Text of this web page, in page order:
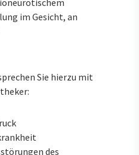
im Gesicht, an
Sie hierzu mit
des